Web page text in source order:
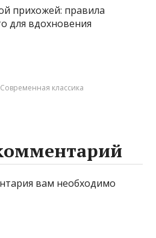
Современная классика
вам необходимо